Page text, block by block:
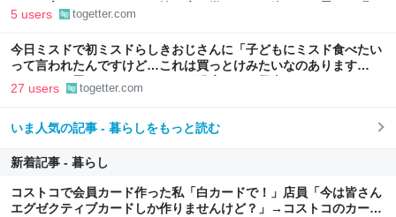
け」と言われていたので、嫁ぎ先で嫌われたら終わりと思い、張り
切っていた
5 users togetter.com
今日ミスドで初ミスドらしきおじさんに「子どもにミスド食べたい
って言われたんですけど…これは買っとけみたいなのあります
か…？」と尋ねられるイベントが発生して、興奮した
27 users togetter.com
いま人気の記事 - 暮らしをもっと読む
新着記事 - 暮らし
コストコで会員カード作った私「白カードで！」店員「今は皆さん
エグゼクティブカードしか作りませんけど？」→コストコのカード